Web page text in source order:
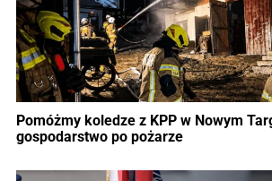
Pomóżmy koledze z KPP w Nowym
gospodarstwo po pożarze